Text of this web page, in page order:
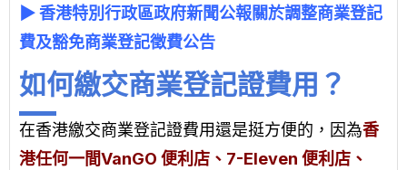
▶香港特別行政區政府新聞公報關於調整商業登記
費及豁免商業登記徵費公告
如何繳交商業登記證費用？
在香港繳交商業登記證費用還是挺方便的，因為香
港任何一間VanGO 便利店、7-Eleven 便利店、